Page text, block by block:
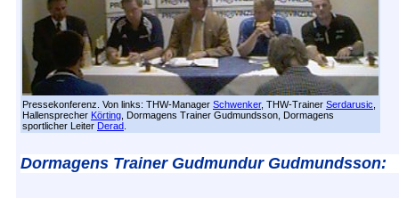
Pressekonferenz. Von links: THW-Manager Schwenker, THW-Trainer Serdarusic
Hallensprecher Körting , Dormagens Trainer Gudmundsson, Dormagens
sportlicher Leiter Derad
Dormagens Trainer Gudmundur Gudmundsson: